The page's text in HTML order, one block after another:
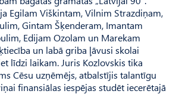
Egilam Viškintam, Vilnim Strazdiņam,
Gintam Šķenderam, Imantam
Edijam Ozolam un Marekam
un labā griba ļāvusi skolai
līdzi laikam. Juris Kozlovskis tika
Cēsu uzņēmējs, atbalstījis talantīgu
finansiālas iespējas studēt iecerētajā